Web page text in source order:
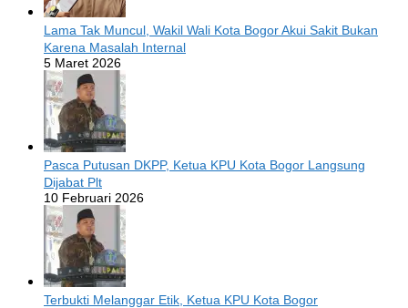
Lama Tak Muncul, Wakil Wali Kota Bogor Akui Sakit Bukan
Karena Masalah Internal
5 Maret 2026
Pasca Putusan DKPP, Ketua KPU Kota Bogor Langsung
Dijabat Plt
10 Februari 2026
Terbukti Melanggar Etik, Ketua KPU Kota Bogor